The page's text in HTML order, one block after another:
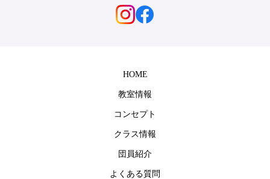
HOME
教室情報
コンセプト
クラス情報
団員紹介
よくある質問